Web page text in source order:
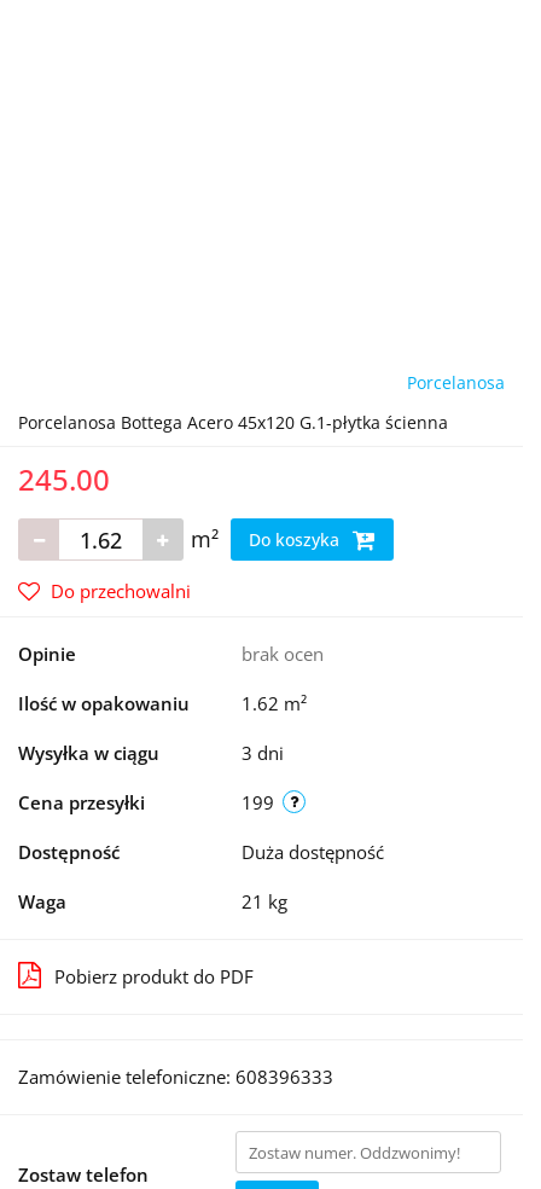
Porcelanosa
Porcelanosa Bottega Acero 45x120 G.1-płytka ścienna
245.00
m² Do koszyka
Do przechowalni
Opinie brak ocen
Ilość w opakowaniu 1.62 m²
Wysyłka w ciągu 3 dni
Cena przesyłki 199
Dostępność Duża dostępność
Waga 21 kg
Pobierz produkt do PDF
Zamówienie telefoniczne: 608396333
Zostaw telefon